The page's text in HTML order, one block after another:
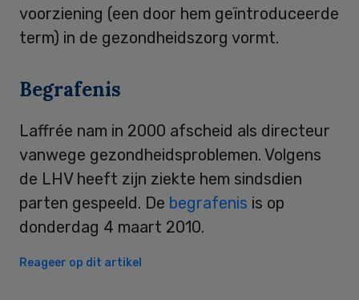
voorziening (een door hem geïntroduceerde
term) in de gezondheidszorg vormt.
Begrafenis
Laffrée nam in 2000 afscheid als directeur
vanwege gezondheidsproblemen. Volgens
de LHV heeft zijn ziekte hem sindsdien
parten gespeeld. De begrafenis is op
donderdag 4 maart 2010.
Reageer op dit artikel